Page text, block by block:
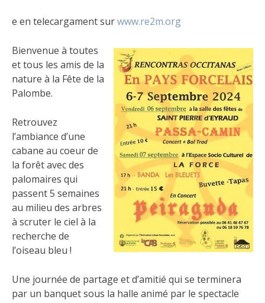
e en telecargament surwww.re2m.org
Bienvenue à toutes
et tous les amis de la
nature à la Fête de la
Palombe.
Retrouvez
l’ambiance d’une
cabane au coeur de
la forêt avec des
palomaires qui
passent 5 semaines
au milieu des arbres
à scruter le ciel à la
recherche de
l’oiseau bleu !
Une journée de partage et d’amitié qui se terminera
par un banquet sous la halle animé par le spectacle